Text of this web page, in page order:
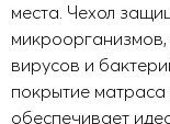
места. Чехол
микроорганизмов,
вирусов и
покрытие
обеспечивает